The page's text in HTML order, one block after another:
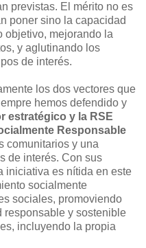
previstas. El mérito no es
poner sino la capacidad
objetivo, mejorando la
y aglutinando los
de interés.
los dos vectores que
hemos defendido y
estratégico y la RSE
Responsable
comunitarios y una
de interés. Con sus
iniciativa es nítida en este
socialmente
sociales, promoviendo
responsable y sostenible
incluyendo la propia